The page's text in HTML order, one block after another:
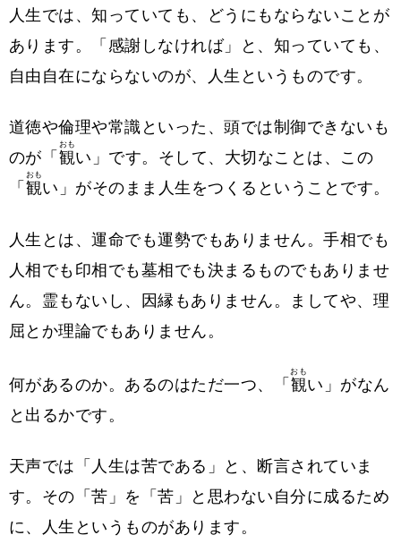
人生では、知っていても、どうにもならないことが
あります。「感謝しなければ」と、知っていても、
自由自在にならないのが、人生というものです。
道徳や倫理や常識といった、頭では制御できないも
のが「 観
おも
い」です。そして、大切なことは、この
「 観
おも
い」がそのまま人生をつくるということです。
人生とは、運命でも運勢でもありません。手相でも
人相でも印相でも墓相でも決まるものでもありませ
ん。霊もないし、因縁もありません。ましてや、理
屈とか理論でもありません。
何があるのか。あるのはただ一つ、「 観
おも
い」がなん
と出るかです。
天声では「人生は苦である」と、断言されていま
す。その「苦」を「苦」と思わない自分に成るため
に、人生というものがあります。